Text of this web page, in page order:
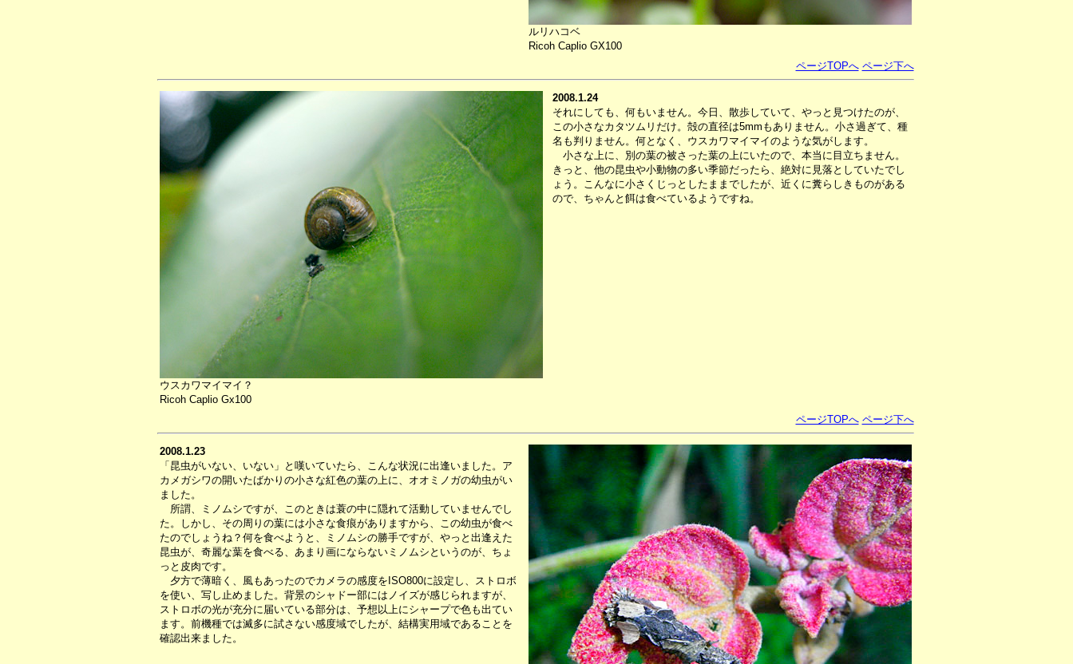
ルリハコベ
Ricoh Caplio GX100
ページTOPへ ページ下へ
ウスカワマイマイ？
Ricoh Caplio Gx100
2008.1.24
それにしても、何もいません。今日、散歩していて、やっと見つけたのが、
この小さなカタツムリだけ。殻の直径は5mmもありません。小さ過ぎて、種
名も判りません。何となく、ウスカワマイマイのような気がします。
小さな上に、別の葉の被さった葉の上にいたので、本当に目立ちません。
きっと、他の昆虫や小動物の多い季節だったら、絶対に見落としていたでし
ょう。こんなに小さくじっとしたままでしたが、近くに糞らしきものがある
ので、ちゃんと餌は食べているようですね。
ページTOPへ ページ下へ
2008.1.23
「昆虫がいない、いない」と嘆いていたら、こんな状況に出逢いました。ア
カメガシワの開いたばかりの小さな紅色の葉の上に、オオミノガの幼虫がい
ました。
所謂、ミノムシですが、このときは蓑の中に隠れて活動していませんでし
た。しかし、その周りの葉には小さな食痕がありますから、この幼虫が食べ
たのでしょうね？何を食べようと、ミノムシの勝手ですが、やっと出逢えた
昆虫が、奇麗な葉を食べる、あまり画にならないミノムシというのが、ちょ
っと皮肉です。
夕方で薄暗く、風もあったのでカメラの感度をISO800に設定し、ストロボ
を使い、写し止めました。背景のシャドー部にはノイズが感じられますが、
ストロボの光が充分に届いている部分は、予想以上にシャープで色も出てい
ます。前機種では滅多に試さない感度域でしたが、結構実用域であることを
確認出来ました。